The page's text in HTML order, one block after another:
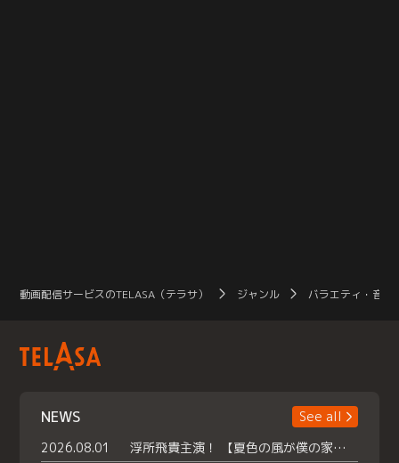
動画配信サービスのTELASA（テラサ） ジャンル バラエティ・音楽
NEWS
See all
2026.08.01
浮所飛貴主演！ 【夏色の風が僕の家にやってきた】 本日よりテラサで独占配信スタート！